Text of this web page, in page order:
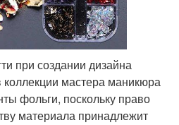
при создании дизайна
коллекции мастера маникюра
фольги, поскольку право
материала принадлежит